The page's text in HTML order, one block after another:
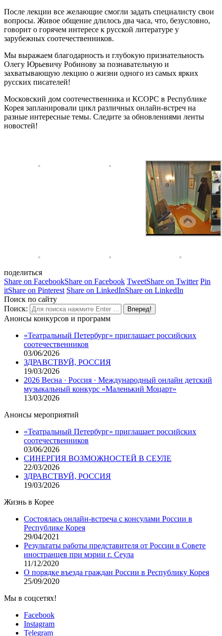
После лекции все желающие смогли задать специалисту свои
вопросы. Живое общение длилось два часа, что, безусловно,
говорит о горячем интересе к русской литературе у
зарубежных соотечественников.
Мы выражаем благодарность и глубокую признательность
Олегу Юрьевичу Робинову за познавательную и
захватывающую лекцию о жизни одного из самых ярких
русских писателей!
Московский дом соотечественника и КСОРС в Республике
Корея запланировали цикл различных онлайн-встреч на
разные интересные темы. Следите за обновлениями ленты
новостей!
поделиться
Share on FacebookShare on Facebook TweetShare on Twitter Pin
itShare on Pinterest Share on LinkedInShare on LinkedIn
Поиск по сайту
Поиск:
Анонсы конкурсов и программ
«Театральный Петербург» приглашает российских
соотечественников
03/06/2026
ЗДРАВСТВУЙ, РОССИЯ
19/03/2026
2026 Весна · Россия · Международный онлайн детский
музыкальный конкурс «Маленький Моцарт»
13/03/2026
Анонсы мероприятий
«Театральный Петербург» приглашает российских
соотечественников
03/06/2026
СИНЕРГИЯ ВОЗМОЖНОСТЕЙ В СЕУЛЕ
22/03/2026
ЗДРАВСТВУЙ, РОССИЯ
19/03/2026
Жизнь в Корее
Состоялась онлайн-встреча с консулами России в
Республике Корея
29/04/2021
Результаты работы представителя от России в Совете
иностранцев при мэрии г. Сеула
11/12/2020
О порядке въезда граждан России в Республику Корея
25/09/2020
Мы в соцсетях!
Facebook
Instagram
Telegram